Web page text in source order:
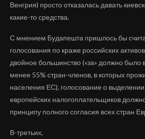
Венгрия) просто отказалась давать
какие-то средства.
С мнением Будапешта пришлось бы
голосования по краже российских
двойное большинство («за» должно было
менее 55% стран-членов, в которых
населения ЕС), голосование о
европейских налогоплательщиков
принципу полного согласия всех стран
В-третьих,